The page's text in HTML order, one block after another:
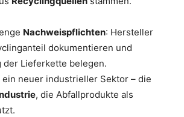
Nachweispflichten: Hersteller
dokumentieren und
der Lieferkette belegen.
neuer industrieller Sektor – die
, die Abfallprodukte als